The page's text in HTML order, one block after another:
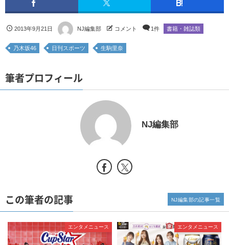
2013年9月21日 NJ編集部 コメント 1件 書籍・雑誌類
乃木坂46 日刊スポーツ 生駒里奈
筆者プロフィール
NJ編集部
この筆者の記事
エンタメニュース エンタメニュース
NJ編集部の記事一覧